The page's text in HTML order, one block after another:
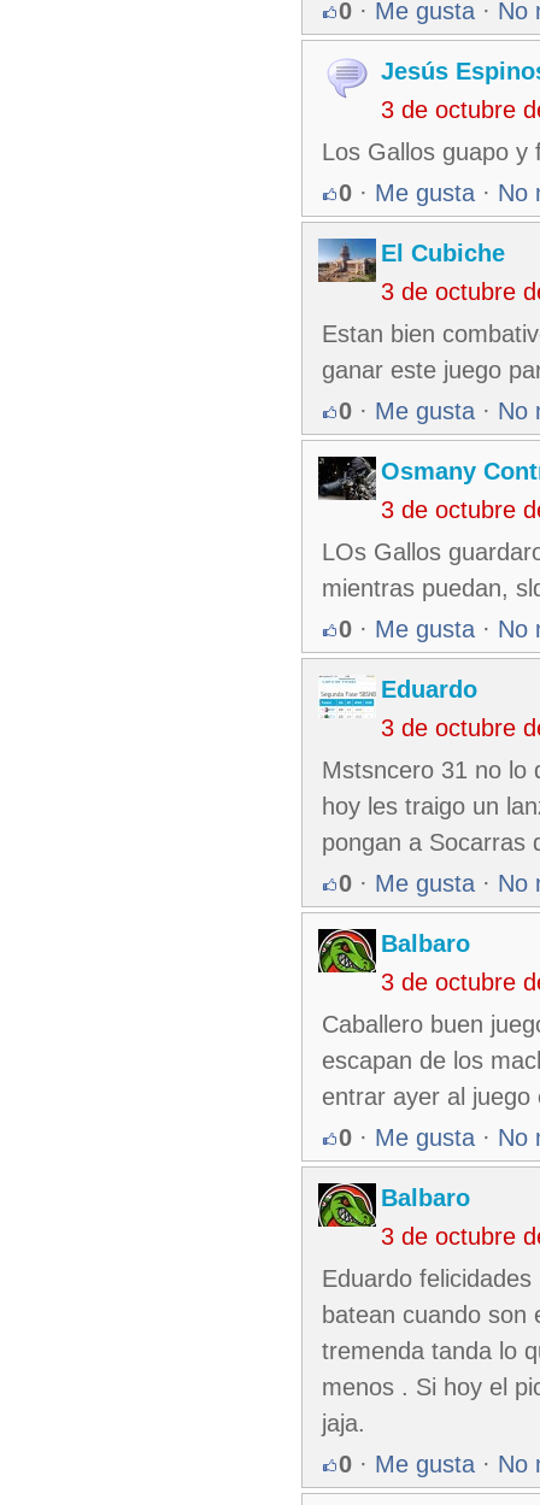
0 · Me gusta · No
Jesús
3 de octubre
Los Gallos guapo y
0 · Me gusta · No
El Cubiche
3 de octubre
Estan bien
ganar este juego
0 · Me gusta · No
Osmany
3 de octubre
LOs Gallos
mientras puedan,
0 · Me gusta · No
Eduardo
3 de octubre
Mstsncero 31 no lo
hoy les traigo un
pongan a Socarras
0 · Me gusta · No
Balbaro
3 de octubre
Caballero buen
escapan de los
entrar ayer al
0 · Me gusta · No
Balbaro
3 de octubre
Eduardo
batean cuando son
tremenda tanda lo
menos . Si hoy el
jaja.
0 · Me gusta · No